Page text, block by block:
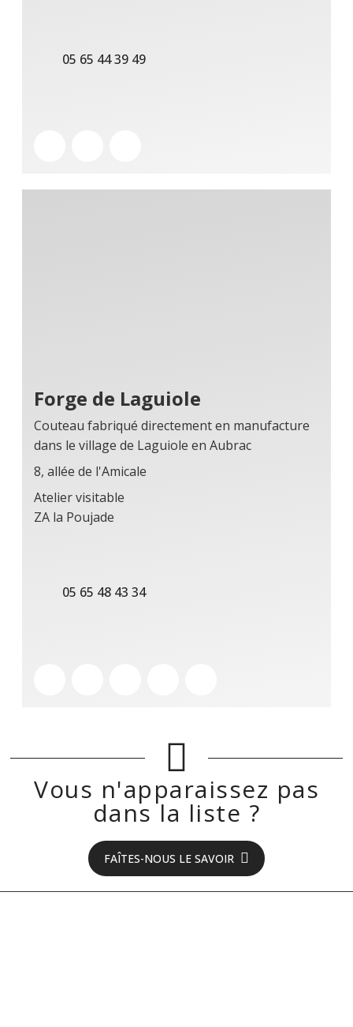
05 65 44 39 49
Forge de Laguiole
Couteau fabriqué directement en manufacture
dans le village de Laguiole en Aubrac
8, allée de l'Amicale
Atelier visitable
ZA la Poujade
05 65 48 43 34
Vous n'apparaissez pas
dans la liste ?
FAÎTES-NOUS LE SAVOIR